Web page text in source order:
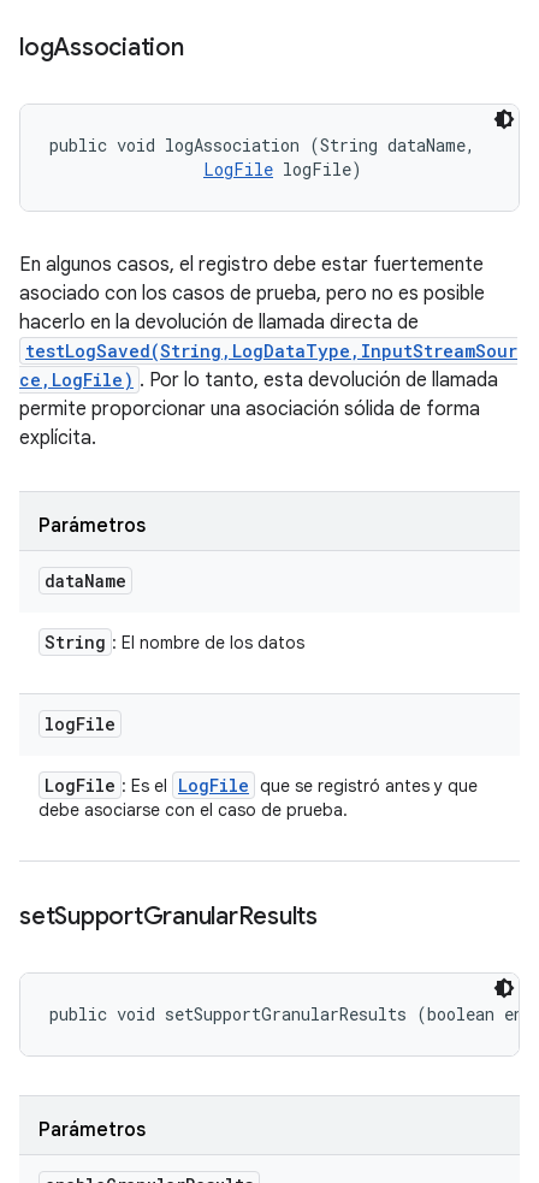
logAssociation
public void logAssociation (String dataName,
LogFile logFile)
En algunos casos, el registro debe estar fuertemente
asociado con los casos de prueba, pero no es posible
hacerlo en la devolución de llamada directa de
testLogSaved(String,LogDataType,InputStreamSour
ce,LogFile) . Por lo tanto, esta devolución de llamada
permite proporcionar una asociación sólida de forma
explícita.
Parámetros
dataName
String : El nombre de los datos
logFile
LogFile : Es el LogFile que se registró antes y que
debe asociarse con el caso de prueba.
setSupportGranularResults
public void setSupportGranularResults (boolean
Parámetros